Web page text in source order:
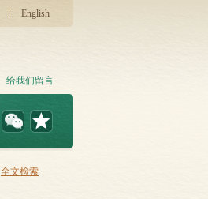
English
给我们留言
全文检索